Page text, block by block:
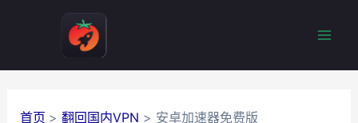
首页 翻回国内VPN 安卓加速器免费版